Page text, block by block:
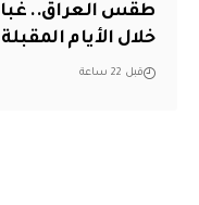
طقس العراق..
خلال الأيام المقبلة
قبل 22 ساعة